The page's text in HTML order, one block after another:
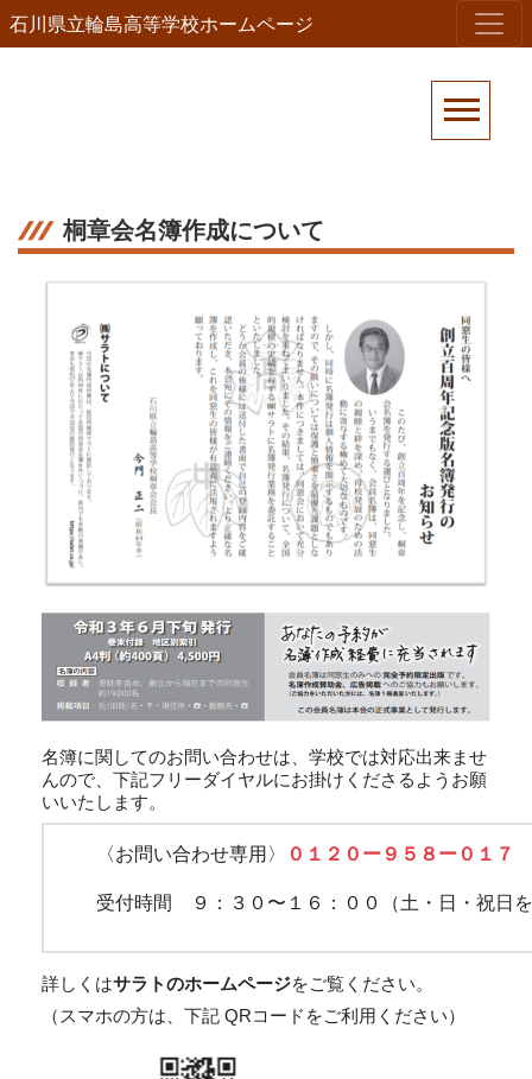
石川県立輪島高等学校ホームページ
桐章会名簿作成について
名簿に関してのお問い合わせは、学校では対応出来ませ
んので、 下記フリーダイヤルにお掛けくださるようお願
いいたします。
〈お問い合わせ専用〉 ０１２０ー９５８ー０１７
受付時間 ９：３０〜１６：００（土・日・祝日
詳しくはサラトのホームページをご覧ください。
（スマホの方は、下記 QRコードをご利用ください）